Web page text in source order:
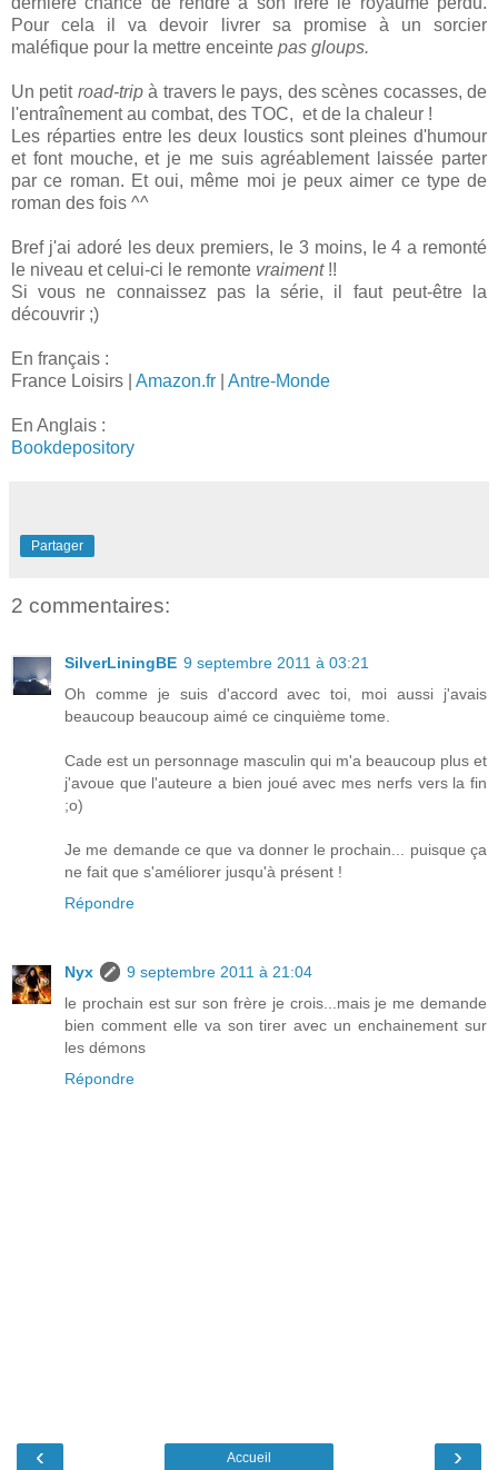
Pour cela il va devoir livrer sa promise à un sorcier
maléfique pour la mettre enceinte pas gloups.
Un petit road-tripà travers le pays, des scènes cocasses, de
l'entraînement au combat, des TOC, et de la chaleur !
Les réparties entre les deux loustics sont pleines d'humour
et font mouche, et je me suis agréablement laissée parter
par ce roman. Et oui, même moi je peux aimer ce type de
roman des fois ^^
Bref j'ai adoré les deux premiers, le 3 moins, le 4 a remonté
le niveau et celui-ci le remonte vraiment!!
Si vous ne connaissez pas la série, il faut peut-être la
découvrir ;)
En français :
France Loisirs | Amazon.fr Antre-Monde
En Anglais :
Bookdepository
Partager
2 commentaires:
SilverLiningBE 9 septembre 2011 à 03:21
Oh comme je suis d'accord avec toi, moi aussi j'avais
beaucoup beaucoup aimé ce cinquième tome.
Cade est un personnage masculin qui m'a beaucoup plus et
j'avoue que l'auteure a bien joué avec mes nerfs vers la fin
;o)
Je me demande ce que va donner le prochain... puisque ça
ne fait que s'améliorer jusqu'à présent !
Répondre
Nyx
9 septembre 2011 à 21:04
le prochain est sur son frère je crois...mais je me demande
bien comment elle va son tirer avec un enchainement sur
les démons
Répondre
‹ ›
Accueil